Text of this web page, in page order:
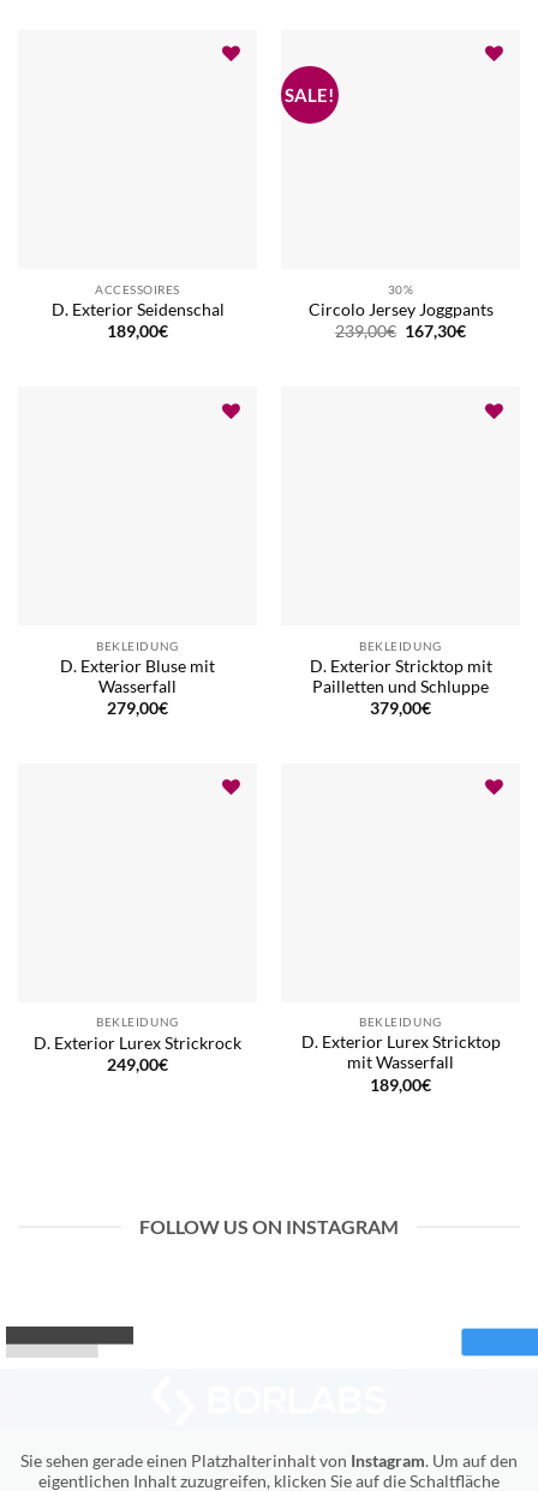
ACCESSOIRES
D. Exterior Seidenschal
189,00€
30%
Circolo Jersey Joggpants
239,00€ Ursprünglicher
Preis
167,30€Aktueller
BEKLEIDUNG
D. Exterior Bluse mit
Wasserfall
279,00€
BEKLEIDUNG
D. Exterior Stricktop mit
Pailletten und Schluppe
379,00€
BEKLEIDUNG
D. Exterior Lurex Strickrock
249,00€
BEKLEIDUNG
D. Exterior Lurex Stricktop
mit Wasserfall
189,00€
FOLLOW US ON INSTAGRAM
Sie sehen gerade einen Platzhalterinhalt von Instagram. Um auf den
eigentlichen Inhalt zuzugreifen, klicken Sie auf die Schaltfläche